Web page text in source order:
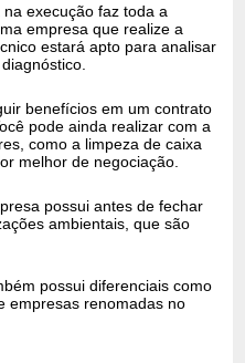
execução faz toda a
empresa que realize a
estará apto para analisar
benefícios em um contrato
pode ainda realizar com a
como a limpeza de caixa
melhor de negociação.
possui antes de fechar
ambientais, que são
possui diferenciais como
empresas renomadas no